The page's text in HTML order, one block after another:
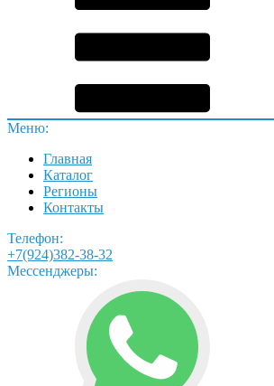
Меню:
Главная
Каталог
Регионы
Контакты
Телефон:
+7(924)382-38-32
Мессенджеры: